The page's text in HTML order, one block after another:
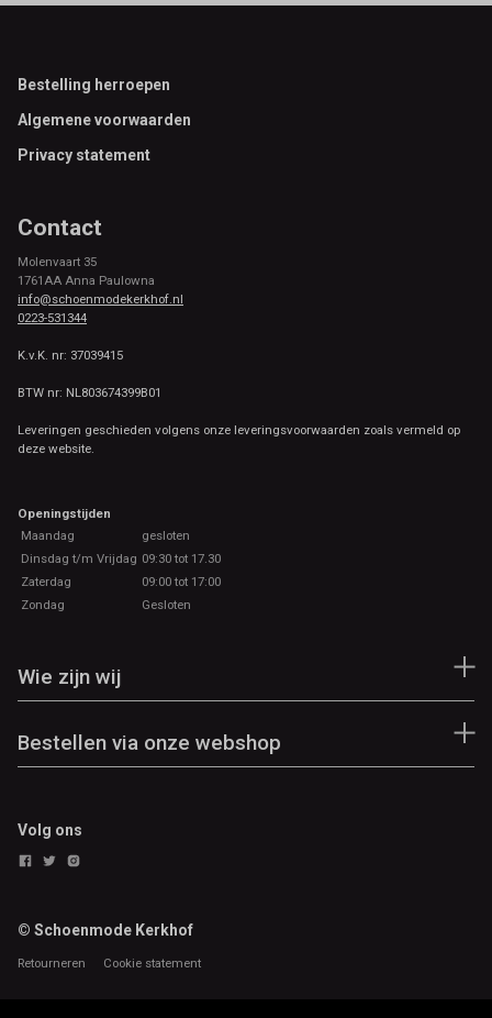
Footer
Bestelling herroepen
Algemene voorwaarden
Privacy statement
Contact
Molenvaart 35
1761AA Anna Paulowna
info@schoenmodekerkhof.nl
0223-531344
K.v.K. nr: 37039415
BTW nr: NL803674399B01
Leveringen geschieden volgens onze leveringsvoorwaarden zoals vermeld op
deze website.
Openingstijden
Maandag
gesloten
Dinsdag t/m Vrijdag 09:30 tot 17.30
Zaterdag
09:00 tot 17:00
Zondag
Gesloten
Wie zijn wij
Bestellen via onze webshop
Volg ons
© Schoenmode Kerkhof
Retourneren Cookie statement